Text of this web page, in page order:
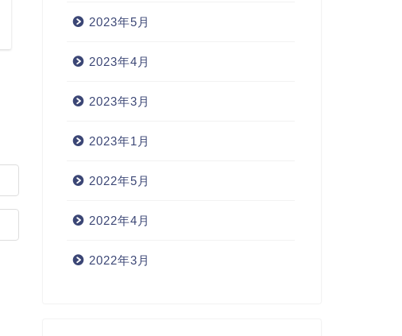
2023年5月
2023年4月
2023年3月
2023年1月
2022年5月
2022年4月
2022年3月